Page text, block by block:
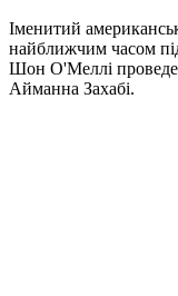
Іменитий
найближчим часом
Шон О'Меллі проведе
Айманна Захабі.